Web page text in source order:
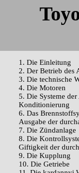
1. Die Einleitung
2. Der Betrieb des
3. Die technische
4. Die Motoren
5. Die Systeme
Konditionierung
6. Das
Ausgabe der
7. Die Zündanlage
8. Die
Giftigkeit der
9. Die Kupplung
10. Die Getriebe